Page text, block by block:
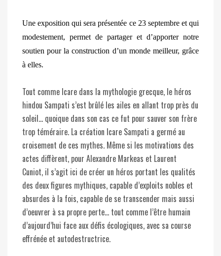
Une exposition qui sera présentée ce 23 septembre et qui
modestement, permet de partager et d’apporter notre
soutien pour la construction d’un monde meilleur, grâce
à elles.
Tout comme Icare dans la mythologie grecque, le héros
hindou Sampati s’est brûlé les ailes en allant trop près du
soleil… quoique dans son cas ce fut pour sauver son frère
trop téméraire. La création Icare Sampati a germé au
croisement de ces mythes. Même si les motivations des
actes diffèrent, pour Alexandre Markeas et Laurent
Cuniot, il s’agit ici de créer un héros portant les qualités
des deux figures mythiques, capable d’exploits nobles et
absurdes à la fois, capable de se transcender mais aussi
d’oeuvrer à sa propre perte… tout comme l’être humain
d’aujourd’hui face aux défis écologiques, avec sa course
effrénée et autodestructrice.